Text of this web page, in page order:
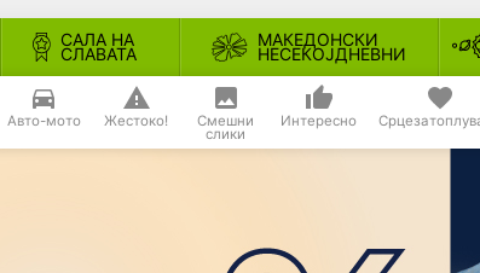
САЛА НА
СЛАВАТА
МАКЕДОНСКИ
НЕСЕКОЈДНЕВНИ
Авто-мото Жестоко! Смешни
слики
Интересно